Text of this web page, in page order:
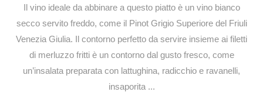
Il vino ideale da abbinare a questo piatto è un vino bianco
secco servito freddo, come il Pinot Grigio Superiore del Friuli
Venezia Giulia. Il contorno perfetto da servire insieme ai filetti
di merluzzo fritti è un contorno dal gusto fresco, come
un’insalata preparata con lattughina, radicchio e ravanelli,
insaporita ...